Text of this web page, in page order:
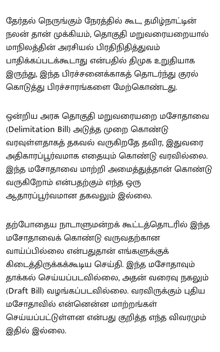
தேர்தல் நெருங்கும் நேரத்தில் கூட, தமிழ்நாட்டின்
நலன் தான் முக்கியம், தொகுதி மறுவரையறையால்
மாநிலத்தின் அரசியல் பிரதிநிதித்துவம்
பாதிக்கப்படக்கூடாது என்பதில் திமுக உறுதியாக
இருந்து, இந்த பிரச்சனைக்காகத் தொடர்ந்து குரல்
கொடுத்து பிரச்சாரங்களை மேற்கொண்டது.
ஒன்றிய அரசு தொகுதி மறுவரையறை மசோதாவை
(Delimitation Bill) அடுத்த முறை கொண்டு
வரவுள்ளதாகத் தகவல் வருகிறதே தவிர, இதுவரை
அதிகாரப்பூர்வமாக எதையும் கொண்டு வரவில்லை.
இந்த மசோதாவை மாற்றி அமைத்துத்தான் கொண்டு
வருகிறோம் என்பதற்கும் எந்த ஒரு
ஆதாரப்பூர்வமான தகவலும் இல்லை.
தற்போதைய நாடாளுமன்றக் கூட்டத்தொடரில் இந்த
மசோதாவைக் கொண்டு வருவதற்கான
வாய்ப்பில்லை என்பதுதான் எங்களுக்குக்
கிடைத்திருக்கக்கூடிய செய்தி. இந்த மசோதாவும்
தாக்கல் செய்யப்படவில்லை, அதன் வரைவு நகலும்
(Draft Bill) வழங்கப்படவில்லை. வரவிருக்கும் புதிய
மசோதாவில் என்னென்ன மாற்றங்கள்
செய்யப்பட்டுள்ளன என்பது குறித்த எந்த விவரமும்
இதில் இல்லை.